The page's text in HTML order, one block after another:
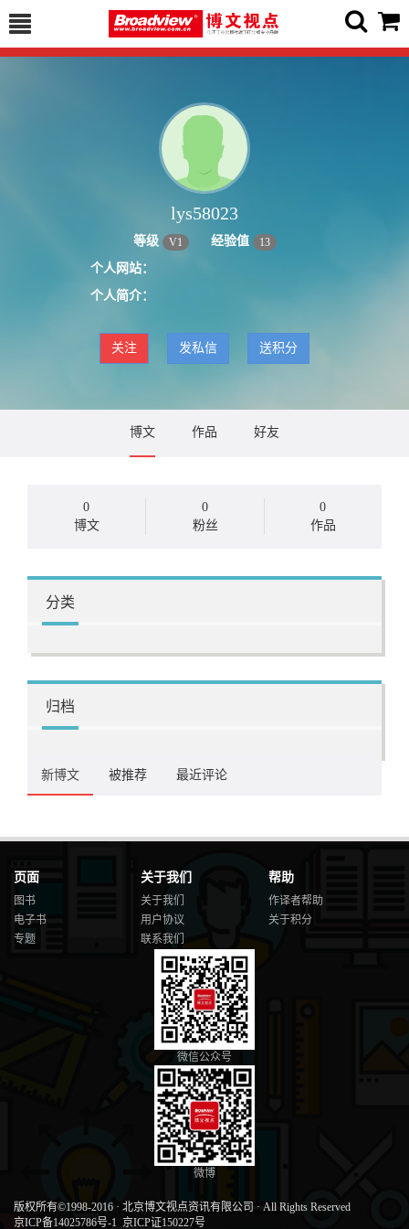
lys58023
等级 V1 经验值 13
个人网站：
个人简介：
关注 发私信 送积分
博文 作品 好友
0
博文
0
粉丝
0
作品
分类
归档
新博文 被推荐 最近评论
页面
图书
电子书
专题
关于我们
关于我们
用户协议
联系我们
帮助
作译者帮助
关于积分
微信公众号
微博
版权所有©1998-2016 · 北京博文视点资讯有限公司 · All Rights Reserved
京ICP备14025786号-1 京ICP证150227号